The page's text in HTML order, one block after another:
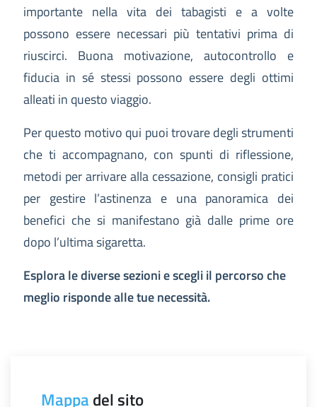
importante nella vita dei tabagisti e a volte
possono essere necessari più tentativi prima di
riuscirci. Buona motivazione, autocontrollo e
fiducia in sé stessi possono essere degli ottimi
alleati in questo viaggio.
Per questo motivo qui puoi trovare degli strumenti
che ti accompagnano, con spunti di riflessione,
metodi per arrivare alla cessazione, consigli pratici
per gestire l’astinenza e una panoramica dei
benefici che si manifestano già dalle prime ore
dopo l’ultima sigaretta.
Esplora le diverse sezioni e scegli il percorso che
meglio risponde alle tue necessità.
Mappa del sito